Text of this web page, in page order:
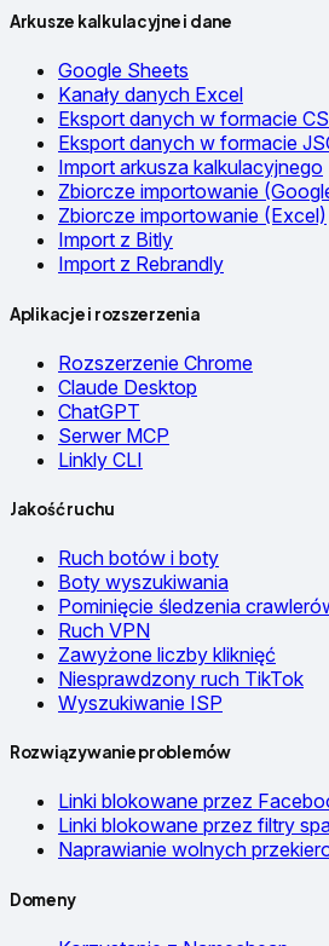
Arkusze kalkulacyjne i dane
Google Sheets
Kanały danych Excel
Eksport danych w formacie
Eksport danych w formacie
Import arkusza kalkulacyjnego
Zbiorcze importowanie
Zbiorcze importowanie (Excel)
Import z Bitly
Import z Rebrandly
Aplikacje i rozszerzenia
Rozszerzenie Chrome
Claude Desktop
ChatGPT
Serwer MCP
Linkly CLI
Jakość ruchu
Ruch botów i boty
Boty wyszukiwania
Pominięcie śledzenia
Ruch VPN
Zawyżone liczby kliknięć
Niesprawdzony ruch TikTok
Wyszukiwanie ISP
Rozwiązywanie problemów
Linki blokowane przez
Linki blokowane przez filtry
Naprawianie wolnych
Domeny